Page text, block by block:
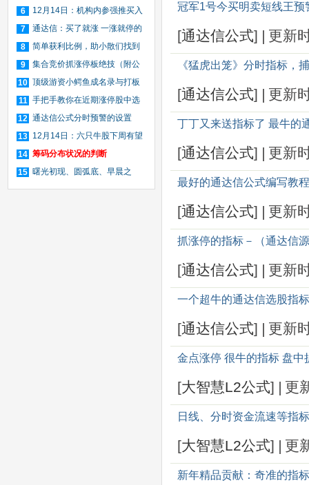
时机与仓位管理（图解）
6
12月14日：机构内参强推买入
14只暴涨股（名单）
7
通达信：买了就涨 一涨就停的
选股技巧
8
简单获利比例，助小散们找到
小牛股－－通达信、大智慧通用
9
集合竞价抓涨停板绝技（附公
式源码）
10 顶级游资小鳄鱼成名录与打板
手法
11 手把手教你在近期涨停股中选
出趋势股（图解）
12 通达信公式分时预警的设置
13 12月14日：六只牛股下周有望
再起风云
14 筹码分布状况的判断
15 曙光初现、圆弧底、早晨之
星、头肩底等17个教科书级K线形
冠军1号今买明卖短线王
[通达信公式] | 更新
《猛虎出笼》分时指标，
[通达信公式] | 更新
丁丁又来送指标了 最牛的
[通达信公式] | 更新
最好的通达信公式编写教
[通达信公式] | 更新
抓涨停的指标－（通达信
[通达信公式] | 更新
一个超牛的通达信选股指
[通达信公式] | 更新
金点涨停 很牛的指标 盘中
[大智慧L2公式] | 更
日线、分时资金流速等指标
[大智慧L2公式] | 更
新年精品贡献：奇准的指